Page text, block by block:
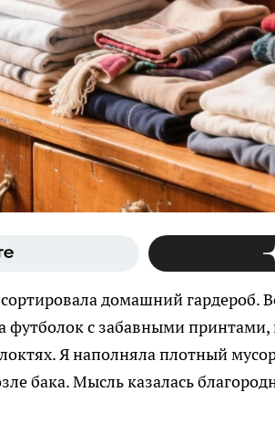
домашний гардероб.
футболок с забавными
Я наполняла плотный
бака. Мысль казалась